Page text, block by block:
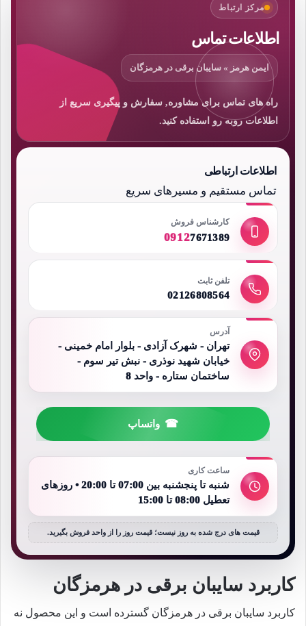
مرکز ارتباط
اطلاعات تماس
ایمن هرمز » سایبان برقی در هرمزگان
راه های تماس برای مشاوره, سفارش و پیگیری سریع از
اطلاعات روبه رو استفاده کنید.
اطلاعات ارتباطی
تماس مستقیم و مسیرهای سریع
کارشناس فروش
09127671389
تلفن ثابت
02126808564
آدرس
تهران - شهرک آزادی - بلوار امام خمینی -
خیابان شهید نوذری - نبش تیر سوم -
ساختمان ستاره - واحد 8
واتساپ
ساعت کاری
شنبه تا پنجشنبه بین 07:00 تا 20:00 • روزهای
تعطیل 08:00 تا 15:00
قیمت های درج شده به روز نیست؛ قیمت روز را از واحد فروش بگیرید.
کاربرد سایبان برقی در هرمزگان
کاربرد سایبان برقی در هرمزگان گسترده است و این محصول نه